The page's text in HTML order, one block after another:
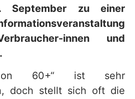
September zu einer
innen und
60+“ ist sehr
doch stellt sich oft die